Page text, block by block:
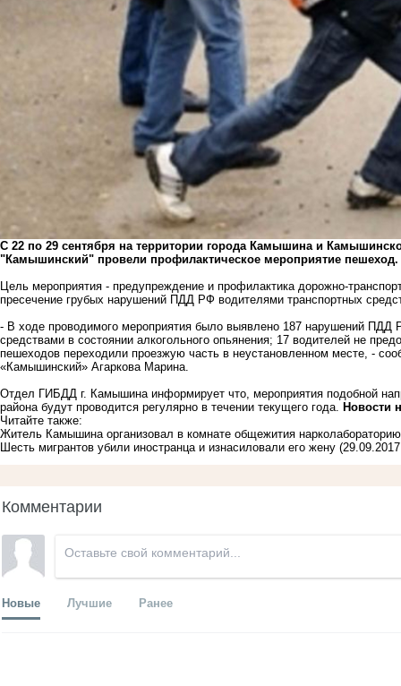
С 22 по 29 сентября на территории города Камышина и
"Камышинский" провели профилактическое мероприятие пешеход.
Цель мероприятия - предупреждение и профилактика дорожно-
пресечение грубых нарушений ПДД РФ водителями транспортных
- В ходе проводимого мероприятия было выявлено 187 нарушений ПДД
средствами в состоянии алкогольного опьянения; 17 водителей не
пешеходов переходили проезжую часть в неустановленном месте, -
«Камышинский» Агаркова Марина.
Отдел ГИБДД г. Камышина информирует что, мероприятия подобной
района будут проводится регулярно в течении текущего года.
Новости
Читайте также:
Житель Камышина организовал в комнате общежития нарколабораторию
Шесть мигрантов убили иностранца и изнасиловали его жену
Комментарии
Новые Лучшие Ранее